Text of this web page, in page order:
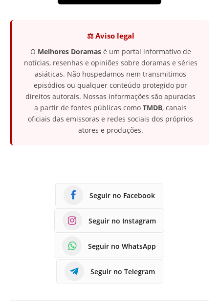
⚖️ Aviso legal
O Melhores Doramasé um portal informativo de
notícias, resenhas e opiniões sobre doramas e séries
asiáticas. Não hospedamos nem transmitimos
episódios ou qualquer conteúdo protegido por
direitos autorais. Nossas informações são apuradas
a partir de fontes públicas como TMDB, canais
oficiais das emissoras e redes sociais dos próprios
atores e produções.
Seguir no Facebook
Seguir no Instagram
Seguir no WhatsApp
Seguir no Telegram